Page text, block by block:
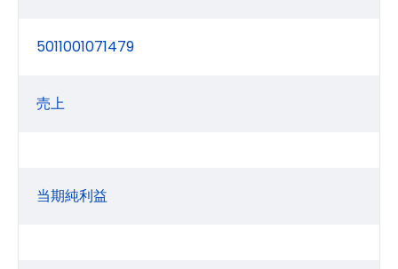
5011001071479
売上
当期純利益